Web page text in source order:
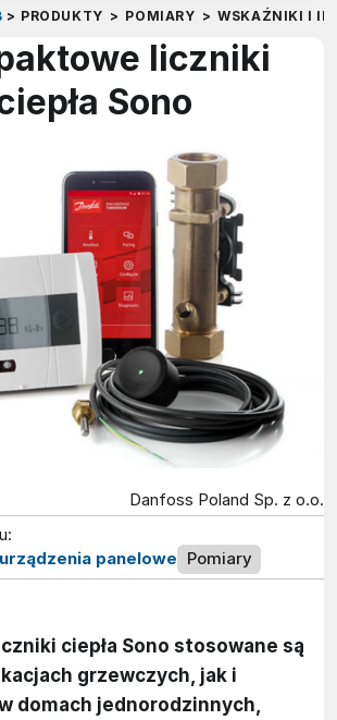
> PRODUKTY > POMIARY > WSKAŹNIKI I
liczniki
Sono
Danfoss Poland Sp. z o.o.
panelowe Pomiary
ciepła Sono stosowane są
grzewczych, jak i
domach jednorodzinnych,